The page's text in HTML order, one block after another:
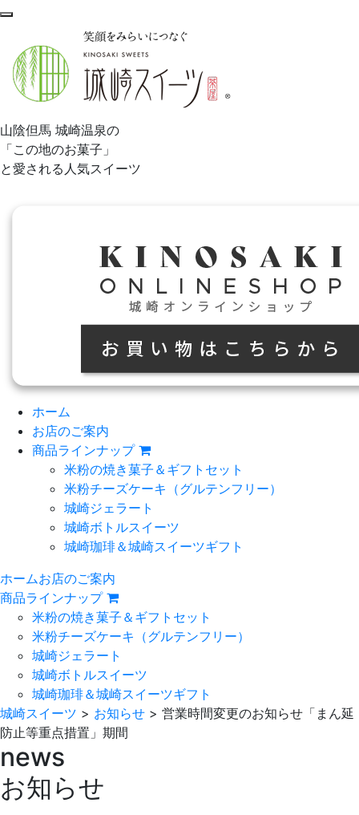
山陰但馬 城崎温泉の
「この地のお菓子」
と愛される人気スイーツ
ホーム
お店のご案内
商品ラインナップ
米粉の焼き菓子＆ギフトセット
米粉チーズケーキ （グルテンフリー）
城崎ジェラート
城崎ボトルスイーツ
城崎珈琲＆城崎スイーツギフト
ホームお店のご案内
商品ラインナップ
米粉の焼き菓子＆ギフトセット
米粉チーズケーキ （グルテンフリー）
城崎ジェラート
城崎ボトルスイーツ
城崎珈琲＆城崎スイーツギフト
城崎スイーツ > お知らせ > 営業時間変更のお知らせ「まん延
防止等重点措置」期間
news
お知らせ